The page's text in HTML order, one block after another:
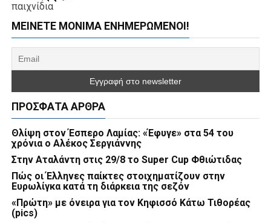
παιχνίδια
ΜΕΊΝΕΤΕ ΜΌΝΙΜΑ ΕΝΗΜΕΡΏΜΕΝΟΙ!
ΠΡΌΣΦΑΤΑ ΆΡΘΡΑ
Θλίψη στον Έσπερο Λαμίας: «Έφυγε» στα 54 του
χρόνια ο Αλέκος Σεργιάννης
Στην Αταλάντη στις 29/8 το Super Cup Φθιώτιδας
Πώς οι Έλληνες παίκτες στοιχηματίζουν στην
Ευρωλίγκα κατά τη διάρκεια της σεζόν
«Πρώτη» με όνειρα για τον Κηφισσό Κάτω Τιθορέας
(pics)